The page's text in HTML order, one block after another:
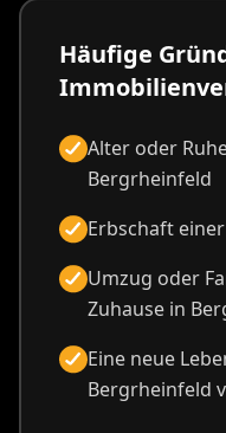
Häufige
Alter oder
Bergrheinfeld
Erbschaft
Umzug oder
Zuhause in
Eine neue
Bergrheinfeld